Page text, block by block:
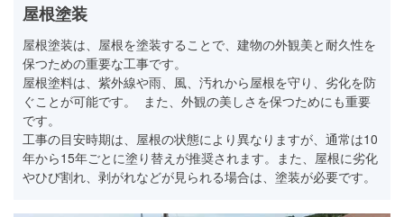
屋根塗装
屋根塗装は、屋根を塗装することで、建物の外観美と耐久性を
保つための重要な工事です。
屋根塗料は、紫外線や雨、風、汚れから屋根を守り、劣化を防
ぐことが可能です。 また、外観の美しさを保つためにも重要
です。
工事の目安時期は、屋根の状態により異なりますが、通常は10
年から15年ごとに塗り替えが推奨されます。また、屋根に劣化
やひび割れ、剥がれなどが見られる場合は、塗装が必要です。